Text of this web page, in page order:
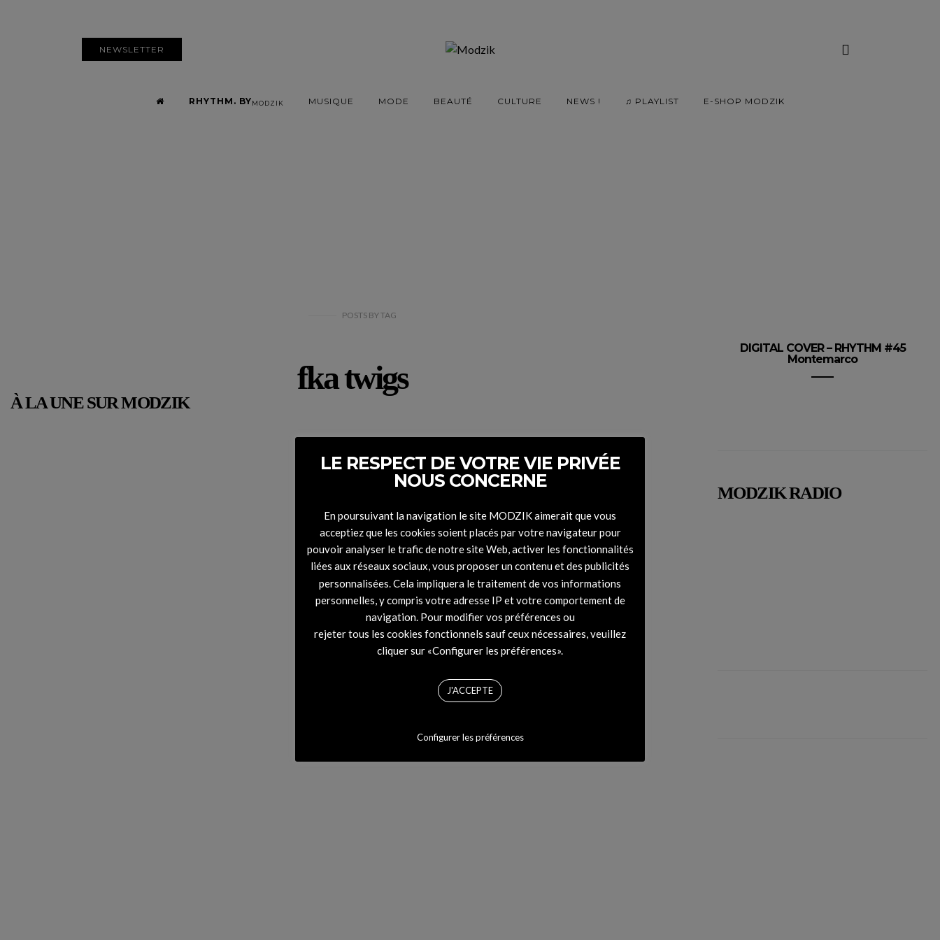
NEWSLETTER
RHYTHM. BYMODZIK MUSIQUE MODE BEAUTÉ CULTURE NEWS ! ♫ PLAYLIST E-SHOP MODZIK
POSTS BYTAG
fka twigs
À LA UNE SUR MODZIK
DIGITAL COVER – RHYTHM #45
Montemarco
MODZIK RADIO
LE RESPECT DE VOTRE VIE PRIVÉE
NOUS CONCERNE
En poursuivant la navigation le site MODZIK aimerait que vous
acceptiez que les cookies soient placés par votre navigateur pour
pouvoir analyser le trafic de notre site Web, activer les fonctionnalités
liées aux réseaux sociaux, vous proposer un contenu et des publicités
personnalisées. Cela impliquera le traitement de vos informations
personnelles, y compris votre adresse IP et votre comportement de
navigation. Pour modifier vos préférences ou
rejeter tous les cookies fonctionnels sauf ceux nécessaires, veuillez
cliquer sur «Configurer les préférences».
J'ACCEPTE
Configurer les préférences